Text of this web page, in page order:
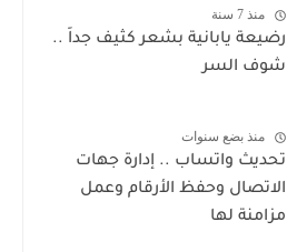
منذ 7 سنة
رضيعة يابانية بشعر كثيف جداً ..
شوف السر
منذ بضع سنوات
تحديث واتساب .. إدارة جهات
الاتصال وحفظ الأرقام وعمل
مزامنة لها